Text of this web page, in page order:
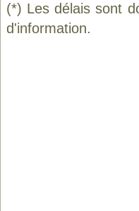
(*) Les délais sont
d'information.